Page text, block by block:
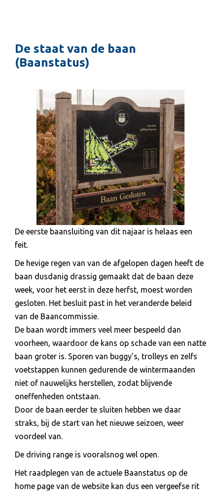
De staat van de baan
(Baanstatus)
De eerste baansluiting van dit najaar is helaas een
feit.
De hevige regen van van de afgelopen dagen heeft de
baan dusdanig drassig gemaakt dat de baan deze
week, voor het eerst in deze herfst, moest worden
gesloten. Het besluit past in het veranderde beleid
van de Baancommissie.
De baan wordt immers veel meer bespeeld dan
voorheen, waardoor de kans op schade van een natte
baan groter is. Sporen van buggy’s, trolleys en zelfs
voetstappen kunnen gedurende de wintermaanden
niet of nauwelijks herstellen, zodat blijvende
oneffenheden ontstaan.
Door de baan eerder te sluiten hebben we daar
straks, bij de start van het nieuwe seizoen, weer
voordeel van.
De driving range is vooralsnog wel open.
Het raadplegen van de actuele Baanstatus op de
home page van de website kan dus een vergeefse rit